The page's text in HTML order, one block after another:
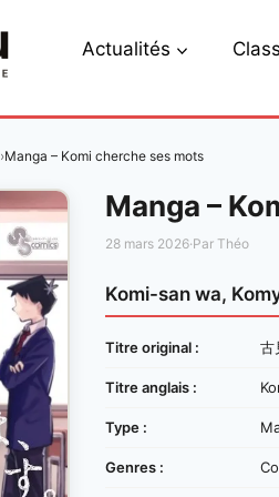
Actualités
›Manga – Komi cherche ses mots
Manga –
28 mars 2026·Par Théo
Komi-san wa,
Titre original : 古
Titre anglais :
Type :
Genres :